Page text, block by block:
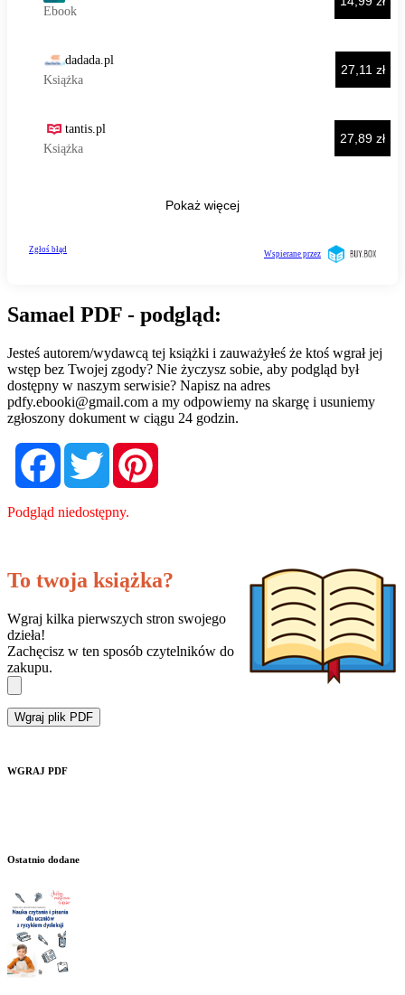
Samael PDF - podgląd:
Jesteś autorem/wydawcą tej książki i zauważyłeś że ktoś wgrał jej
wstęp bez Twojej zgody? Nie życzysz sobie, aby podgląd był
dostępny w naszym serwisie? Napisz na adres
pdfy.ebooki@gmail.com a my odpowiemy na skargę i usuniemy
zgłoszony dokument w ciągu 24 godzin.
FacebookTwitter
Podgląd niedostępny.
To twoja książka?
Wgraj kilka pierwszych stron swojego
dzieła!
Zachęcisz w ten sposób czytelników do
zakupu.
Wgraj plik PDF
WGRAJ PDF
Ostatnio dodane